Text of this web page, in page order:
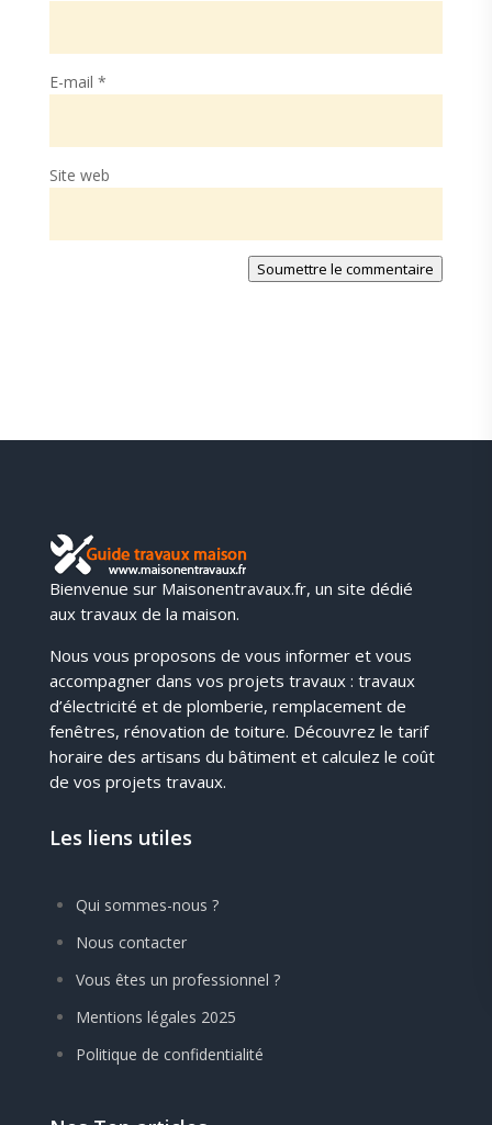
E-mail *
Site web
Soumettre le commentaire
Bienvenue sur Maisonentravaux.fr, un site dédié
aux travaux de la maison.
Nous vous proposons de vous informer et vous
accompagner dans vos projets travaux : travaux
d’électricité et de plomberie, remplacement de
fenêtres, rénovation de toiture. Découvrez le tarif
horaire des artisans du bâtiment et calculez le coût
de vos projets travaux.
Les liens utiles
Qui sommes-nous ?
Nous contacter
Vous êtes un professionnel ?
Mentions légales 2025
Politique de confidentialité